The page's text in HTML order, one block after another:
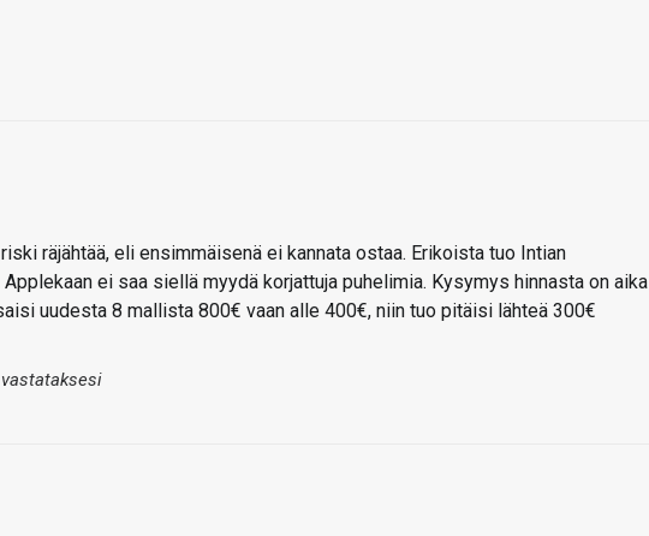
räjähtää, eli ensimmäisenä ei kannata ostaa. Erikoista tuo Intian
Applekaan ei saa siellä myydä korjattuja puhelimia. Kysymys hinnasta on aika
uudesta 8 mallista 800€ vaan alle 400€, niin tuo pitäisi lähteä 300€